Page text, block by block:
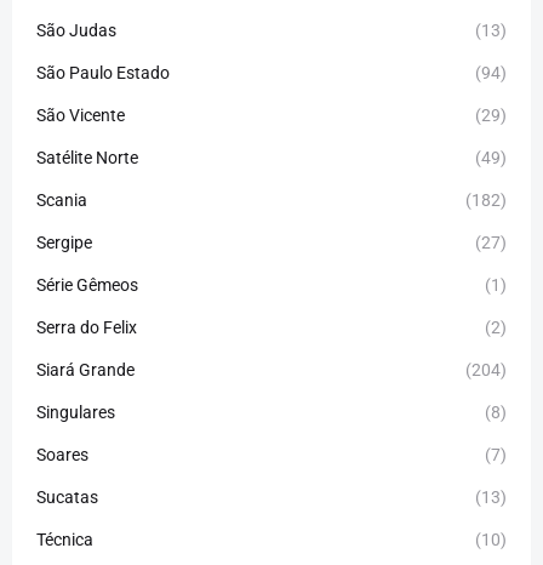
São Judas (13)
São Paulo Estado (94)
São Vicente (29)
Satélite Norte (49)
Scania (182)
Sergipe (27)
Série Gêmeos (1)
Serra do Felix (2)
Siará Grande (204)
Singulares (8)
Soares (7)
Sucatas (13)
Técnica (10)